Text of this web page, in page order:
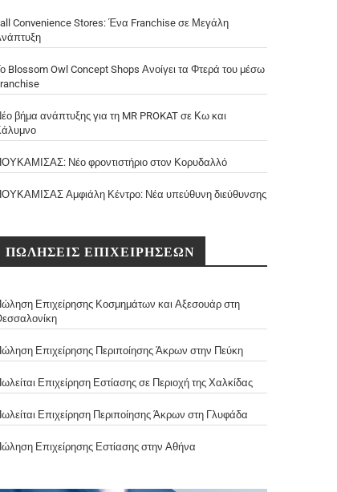
Convenience Stores: Ένα Franchise σε Μεγάλη
Blossom Owl Concept Shops Ανοίγει τα Φτερά του μέσω
βήμα ανάπτυξης για τη MR PROKAT σε Κω και
Νέο φροντιστήριο στον Κορυδαλλό
Αμφιάλη Κέντρο: Νέα υπεύθυνη διεύθυνσης
ΠΩΛΗΣΕΙΣ ΕΠΙΧΕΙΡΗΣΕΩΝ
Επιχείρησης Κοσμημάτων και Αξεσουάρ στη
Επιχείρησης Περιποίησης Άκρων στην Πεύκη
Επιχείρηση Εστίασης σε Περιοχή της Χαλκίδας
Επιχείρηση Περιποίησης Άκρων στη Γλυφάδα
Επιχείρησης Εστίασης στην Αθήνα